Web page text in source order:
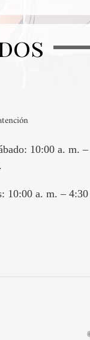
10:00 a. m. –
10:00 a. m. – 4:30